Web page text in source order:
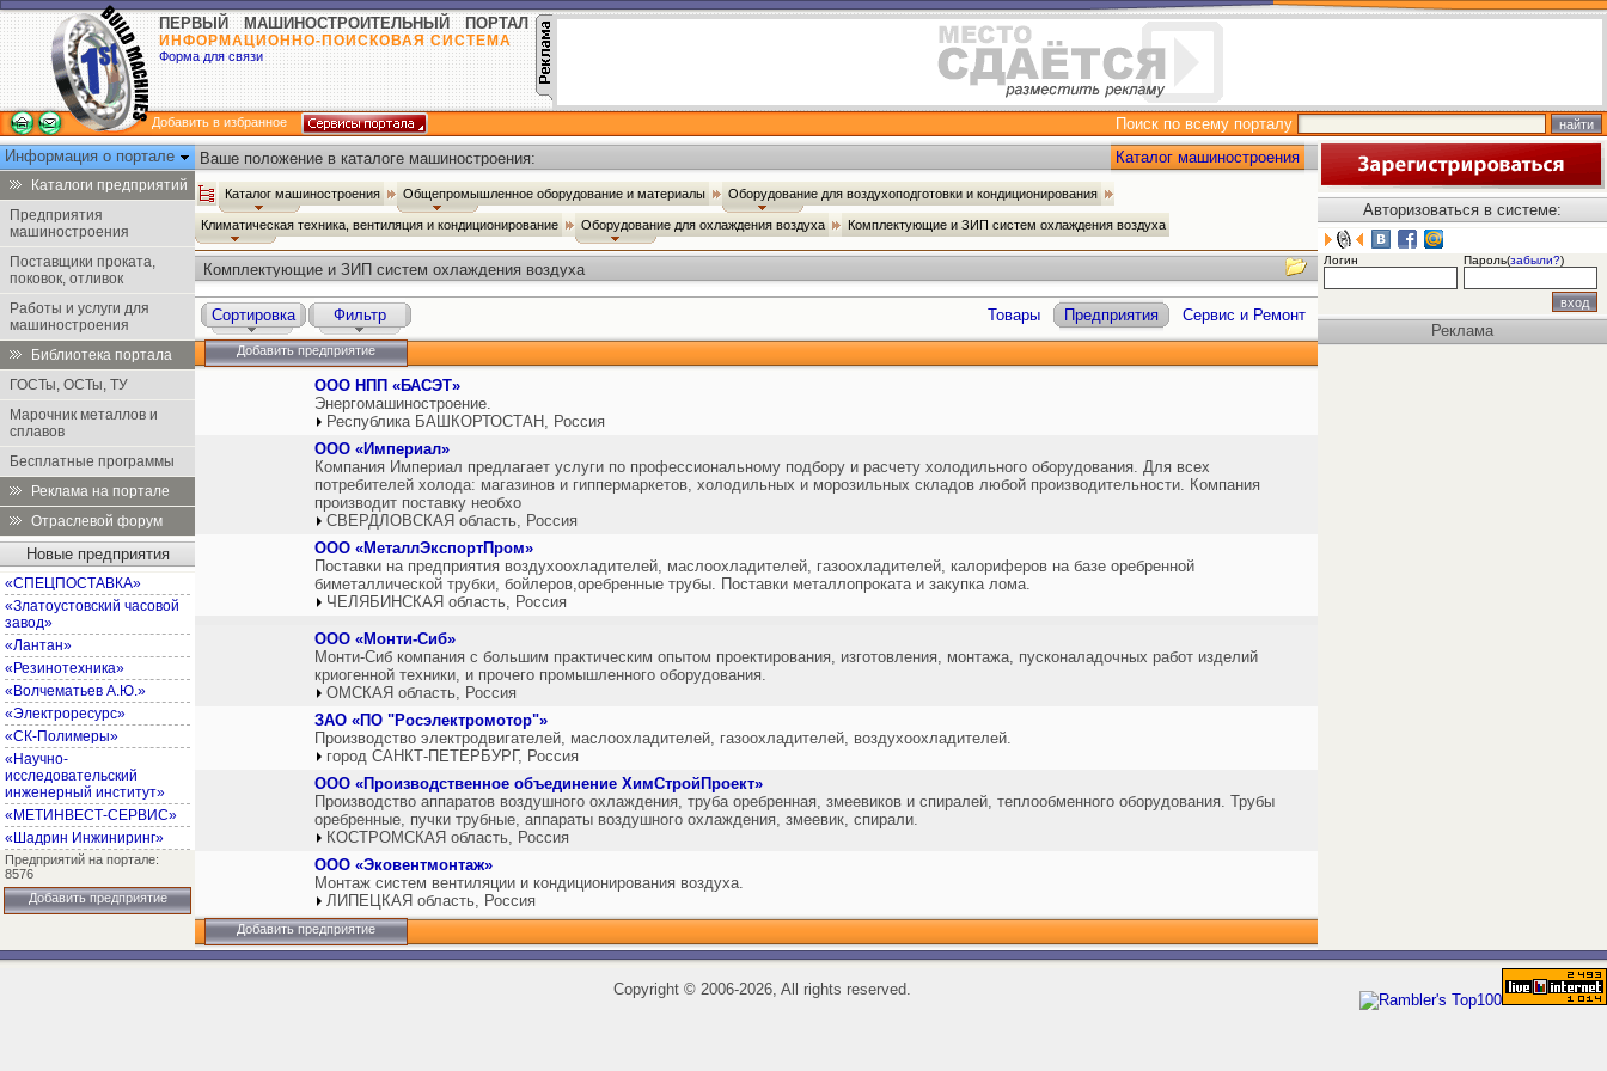
ПЕРВЫЙ МАШИНОСТРОИТЕЛЬНЫЙ ПОРТАЛ
ИНФОРМАЦИОННО-ПОИСКОВАЯ СИСТЕМА
Форма для связи
Добавить в избранное
Поиск по всему порталу
Информация о портале
Каталоги предприятий
Предприятия
машиностроения
Поставщики проката,
поковок, отливок
Работы и услуги для
машиностроения
Библиотека портала
ГОСТы, ОСТы, ТУ
Марочник металлов и
сплавов
Бесплатные программы
Реклама на портале
Отраслевой форум
Новые предприятия
«СПЕЦПОСТАВКА»
«Златоустовский часовой
завод»
«Лантан»
«Резинотехника»
«Волчематьев А.Ю.»
«Электроресурс»
«СК-Полимеры»
«Научно-
исследовательский
инженерный институт»
«МЕТИНВЕСТ-СЕРВИС»
«Шадрин Инжиниринг»
Предприятий на портале:
8576
Добавить предприятие
Ваше положение в каталоге машиностроения: Каталог машиностроения
Каталог машиностроения Общепромышленное оборудование и материалы Оборудование для воздухоподготовки и кондиционирования
Климатическая техника, вентиляция и кондиционирование Оборудование для охлаждения воздуха Комплектующие и ЗИП систем охлаждения воздуха
Комплектующие и ЗИП систем охлаждения воздуха
Сортировка Фильтр Товары Предприятия Сервис и Ремонт
Добавить предприятие
ООО НПП «БАСЭТ»
Энергомашиностроение.
Республика БАШКОРТОСТАН, Россия
ООО «Империал»
Компания Империал предлагает услуги по профессиональному подбору и расчету холодильного оборудования. Для всех
потребителей холода: магазинов и гиппермаркетов, холодильных и морозильных складов любой производительности. Компания
производит поставку необхо
СВЕРДЛОВСКАЯ область, Россия
ООО «МеталлЭкспортПром»
Поставки на предприятия воздухоохладителей, маслоохладителей, газоохладителей, калориферов на базе оребренной
биметаллической трубки, бойлеров,оребренные трубы. Поставки металлопроката и закупка лома.
ЧЕЛЯБИНСКАЯ область, Россия
ООО «Монти-Сиб»
Монти-Сиб компания с большим практическим опытом проектирования, изготовления, монтажа, пусконаладочных работ изделий
криогенной техники, и прочего промышленного оборудования.
ОМСКАЯ область, Россия
ЗАО «ПО "Росэлектромотор"»
Производство электродвигателей, маслоохладителей, газоохладителей, воздухоохладителей.
город САНКТ-ПЕТЕРБУРГ, Россия
ООО «Производственное объединение ХимСтройПроект»
Производство аппаратов воздушного охлаждения, труба оребренная, змеевиков и спиралей, теплообменного оборудования. Трубы
оребренные, пучки трубные, аппараты воздушного охлаждения, змеевик, спирали.
КОСТРОМСКАЯ область, Россия
ООО «Эковентмонтаж»
Монтаж систем вентиляции и кондиционирования воздуха.
ЛИПЕЦКАЯ область, Россия
Добавить предприятие
Авторизоваться в системе:
Логин Пароль(забыли?)
Реклама
Copyright ©2006-2026, All rights reserved.